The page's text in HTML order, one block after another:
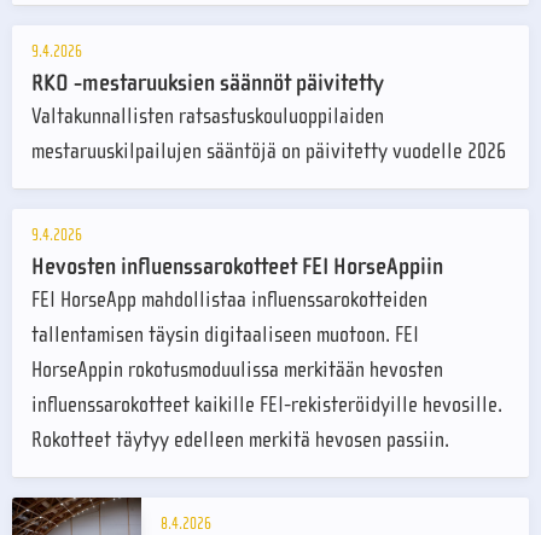
9.4.2026
RKO -mestaruuksien säännöt päivitetty
Valtakunnallisten ratsastuskouluoppilaiden
mestaruuskilpailujen sääntöjä on päivitetty vuodelle 2026
9.4.2026
Hevosten influenssarokotteet FEI HorseAppiin
FEI HorseApp mahdollistaa influenssarokotteiden
tallentamisen täysin digitaaliseen muotoon. FEI
HorseAppin rokotusmoduulissa merkitään hevosten
influenssarokotteet kaikille FEI-rekisteröidyille hevosille.
Rokotteet täytyy edelleen merkitä hevosen passiin.
8.4.2026